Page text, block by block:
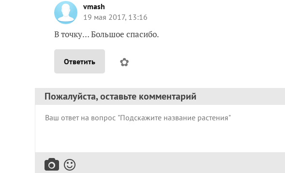
vmash
19 мая 2017, 13:16
В точку… Большое спасибо.
Ответить ✿
Пожалуйста, оставьте комментарий